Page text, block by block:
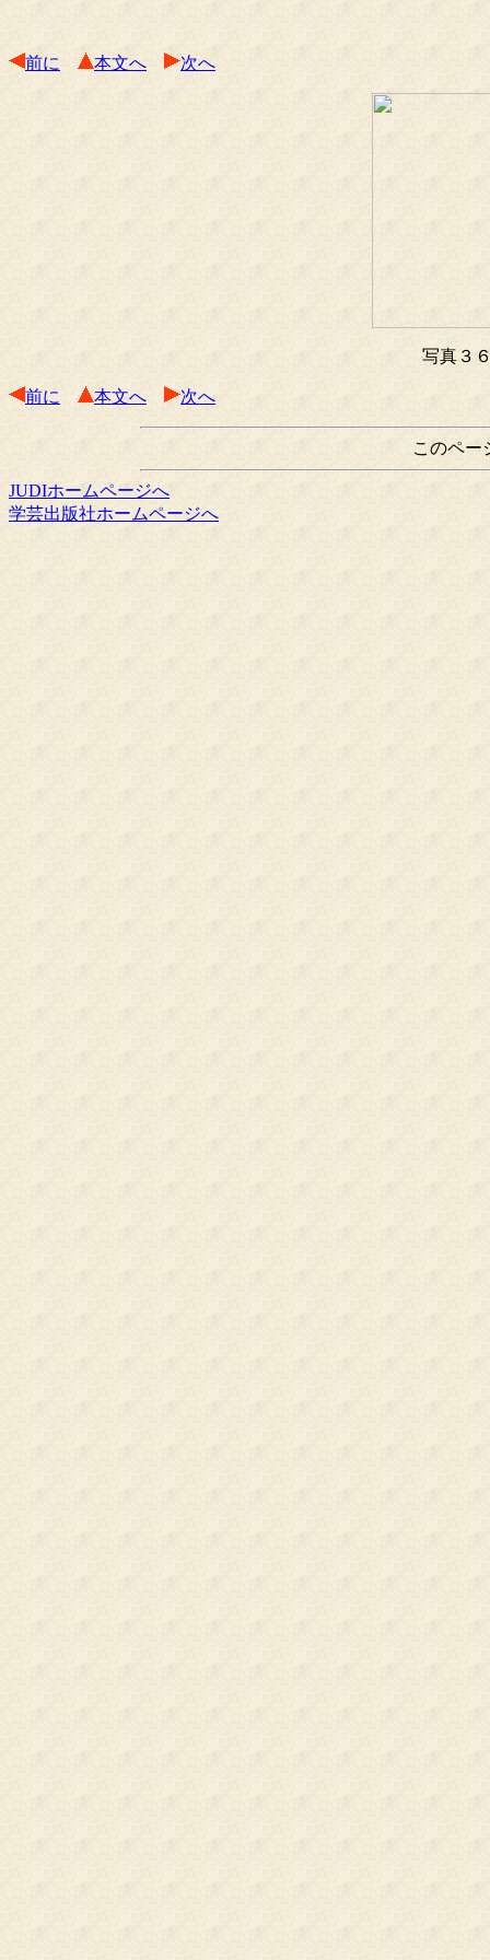
前に 本文へ 次へ
写真３
前に 本文へ 次へ
このペー
JUDIホームページへ
学芸出版社ホームページへ